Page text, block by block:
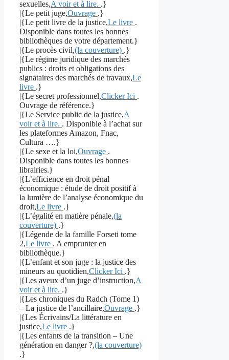
sexuelles,A voir et à lire. .}
|{Le petit juge,Ouvrage .}
|{Le petit livre de la justice,Le livre .
Disponible dans toutes les bonnes
bibliothèques de votre département.}
|{Le procès civil,(la couverture) .}
|{Le régime juridique des marchés
publics : droits et obligations des
signataires des marchés de travaux,Le
livre .}
|{Le secret professionnel,Clicker Ici .
Ouvrage de référence.}
|{Le Service public de la justice,A
voir et à lire. . Disponible à l’achat sur
les plateformes Amazon, Fnac,
Cultura ….}
|{Le sexe et la loi,Ouvrage .
Disponible dans toutes les bonnes
librairies.}
|{L’efficience en droit pénal
économique : étude de droit positif à
la lumière de l’analyse économique du
droit,Le livre .}
|{L’égalité en matière pénale,(la
couverture) .}
|{Légende de la famille Forseti tome
2,Le livre . A emprunter en
bibliothèque.}
|{L’enfant et son juge : la justice des
mineurs au quotidien,Clicker Ici .}
|{Les aveux d’un juge d’instruction,A
voir et à lire. .}
|{Les chroniques du Radch (Tome 1)
– La justice de l’ancillaire,Ouvrage .}
|{Les Écrivains/La littérature en
justice,Le livre .}
|{Les enfants de la transition – Une
génération en danger ?,(la couverture)
.}